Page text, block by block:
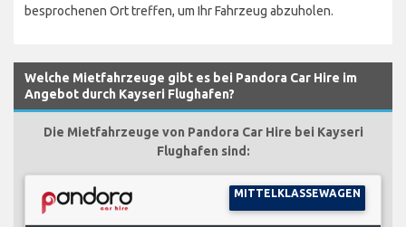
besprochenen Ort treffen, um Ihr Fahrzeug abzuholen.
Welche Mietfahrzeuge gibt es bei Pandora Car Hire im
Angebot durch Kayseri Flughafen?
Die Mietfahrzeuge von Pandora Car Hire bei Kayseri
Flughafen sind:
MITTELKLASSEWAGEN